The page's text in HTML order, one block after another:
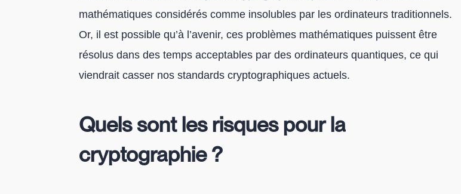
mathématiques considérés comme insolubles par les ordinateurs traditionnels.
Or, il est possible qu’à l’avenir, ces problèmes mathématiques puissent être
résolus dans des temps acceptables par des ordinateurs quantiques, ce qui
viendrait casser nos standards cryptographiques actuels.
Quels sont les risques pour la
cryptographie ?